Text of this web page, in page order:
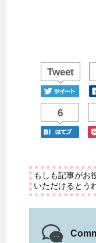
Tweet
6
もしも記事がお
いただけるとう